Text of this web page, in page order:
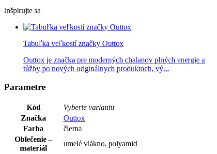
Inšpirujte sa
Tabuľka veľkostí značky Outtox
Outtox je značka pre moderných chalanov plných energie a
túžby po nových originálnych produktoch, vý...
Parametre
Kód
Vyberte variantu
Značka
Outtox
Farba
čierna
Oblečenie –
materiál
umelé vlákno, polyamid